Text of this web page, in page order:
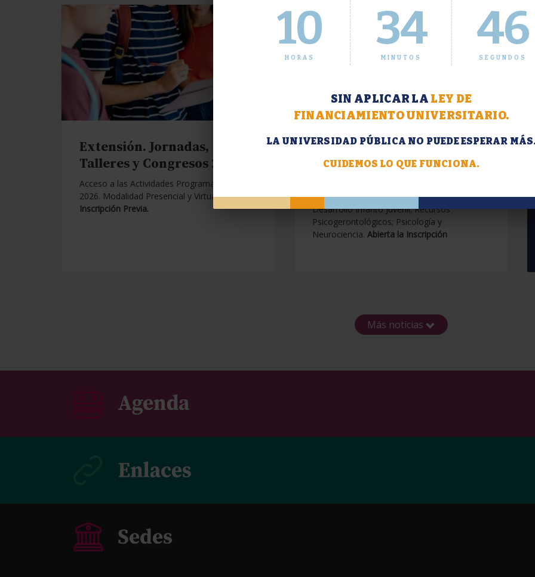
10
HORAS
34
MINUTOS
46
SEGUNDOS
SIN APLICAR LA LEY DE
FINANCIAMIENTO UNIVERSITARIO.
LA UNIVERSIDAD PÚBLICA NO PUEDE ESPERAR
CUIDEMOS LO QUE FUNCIONA.
Extensión. Jornadas,
Talleres y Congresos 2026.
Acceso a las Actividades Programadas para
2026. Modalidad Presencial y Virtual.Con
Inscripción Previa.
Extensión. Diplomaturas
2026.
Contemporáneas; Problemáticas en el
Desarrollo Infanto Juvenil; Recursos
Psicogerontológicos; Psicología y
Neurociencia. Abierta la Inscripción
Más noticias